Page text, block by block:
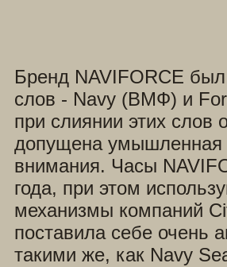
Бренд NAVIFORCE
слов - Navy (ВМФ) и
при слиянии этих слов
допущена умышленная
внимания. Часы
года, при этом
механизмы компаний
поставила себе очень
такими же, как Navy